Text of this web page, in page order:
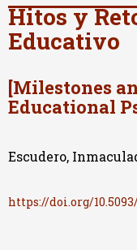
Hitos y
Educativo
[Milestones
Educational
Escudero,
https://doi.org/10.5093/